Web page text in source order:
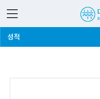
성적